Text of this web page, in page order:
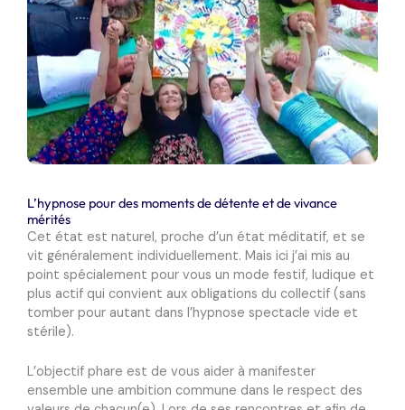
L’hypnose pour des moments de détente et de vivance
mérités
Cet état est naturel, proche d’un état méditatif, et se
vit généralement individuellement. Mais ici j’ai mis au
point spécialement pour vous un mode festif, ludique et
plus actif qui convient aux obligations du collectif (sans
tomber pour autant dans l’hypnose spectacle vide et
stérile).
L’objectif phare est de vous aider à manifester
ensemble une ambition commune dans le respect des